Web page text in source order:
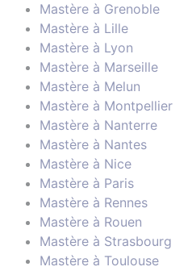
Mastère à Grenoble
Mastère à Lille
Mastère à Lyon
Mastère à Marseille
Mastère à Melun
Mastère à Montpellier
Mastère à Nanterre
Mastère à Nantes
Mastère à Nice
Mastère à Paris
Mastère à Rennes
Mastère à Rouen
Mastère à Strasbourg
Mastère à Toulouse